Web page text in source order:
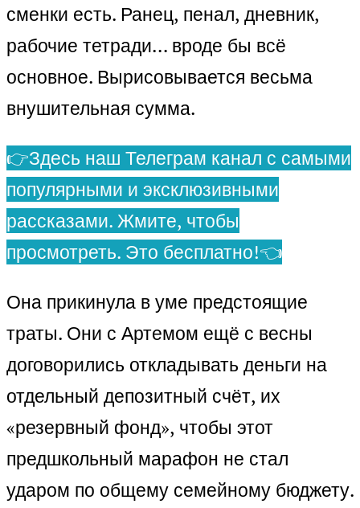
сменки есть. Ранец, пенал, дневник,
рабочие тетради… вроде бы всё
основное. Вырисовывается весьма
внушительная сумма.
👉Здесь наш Телеграм канал с самыми
популярными и эксклюзивными
рассказами. Жмите, чтобы
просмотреть. Это бесплатно!👈
Она прикинула в уме предстоящие
траты. Они с Артемом ещё с весны
договорились откладывать деньги на
отдельный депозитный счёт, их
«резервный фонд», чтобы этот
предшкольный марафон не стал
ударом по общему семейному бюджету.